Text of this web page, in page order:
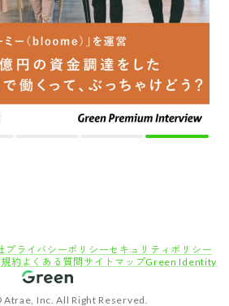
プライバシーポリシーセキュリティポリシー
約 よくある質問 サイトマップGreen Identity
Inc. All Right Reserved.